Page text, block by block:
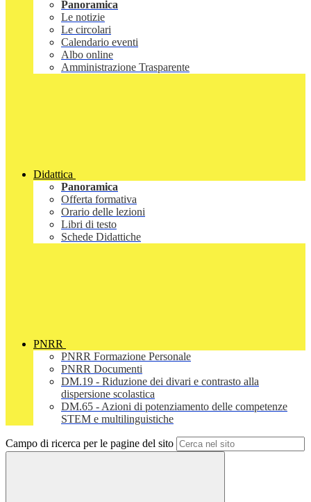
Panoramica
Le notizie
Le circolari
Calendario eventi
Albo online
Amministrazione Trasparente
Didattica
Panoramica
Offerta formativa
Orario delle lezioni
Libri di testo
Schede Didattiche
PNRR
PNRR Formazione Personale
PNRR Documenti
DM.19 - Riduzione dei divari e contrasto alla
dispersione scolastica
DM.65 - Azioni di potenziamento delle competenze
STEM e multilinguistiche
Campo di ricerca per le pagine del sito